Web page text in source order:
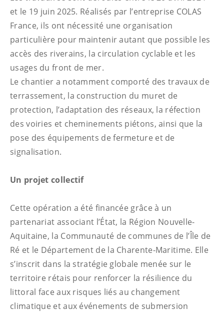
et le 19 juin 2025. Réalisés par l’entreprise COLAS
France, ils ont nécessité une organisation
particulière pour maintenir autant que possible les
accès des riverains, la circulation cyclable et les
usages du front de mer.
Le chantier a notamment comporté des travaux de
terrassement, la construction du muret de
protection, l’adaptation des réseaux, la réfection
des voiries et cheminements piétons, ainsi que la
pose des équipements de fermeture et de
signalisation.
Un projet collectif
Cette opération a été financée grâce à un
partenariat associant l’État, la Région Nouvelle-
Aquitaine, la Communauté de communes de l’Île de
Ré et le Département de la Charente-Maritime. Elle
s’inscrit dans la stratégie globale menée sur le
territoire rétais pour renforcer la résilience du
littoral face aux risques liés au changement
climatique et aux événements de submersion